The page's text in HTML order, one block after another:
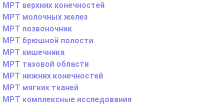
МРТ верхних конечностей
МРТ молочных желез
МРТ позвоночник
МРТ брюшной полости
МРТ кишечника
МРТ тазовой области
МРТ нижних конечностей
МРТ мягких тканей
МРТ комплексные исследования